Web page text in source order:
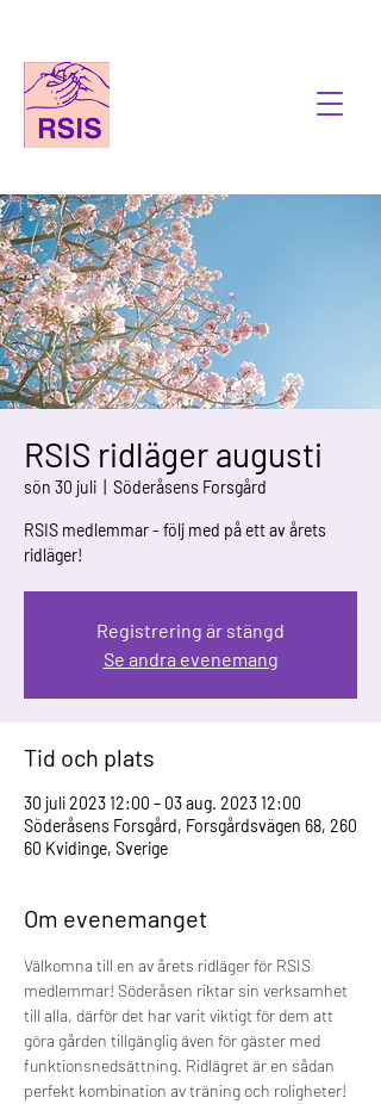
RSIS ridläger augusti
sön 30 juli Söderåsens Forsgård
RSIS medlemmar - följ med på ett av årets
ridläger!
Registrering är stängd
Se andra evenemang
Tid och plats
30 juli 2023 12:00 – 03 aug. 2023 12:00
Söderåsens Forsgård, Forsgårdsvägen 68, 260
60 Kvidinge, Sverige
Om evenemanget
Välkomna till en av årets ridläger för RSIS
medlemmar! Söderåsen riktar sin verksamhet
till alla, därför det har varit viktigt för dem att
göra gården tillgänglig även för gäster med
funktionsnedsättning. Ridlägret är en sådan
perfekt kombination av träning och roligheter!